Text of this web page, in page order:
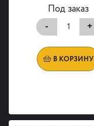
Под заказ
-
+
В КОРЗИНУ